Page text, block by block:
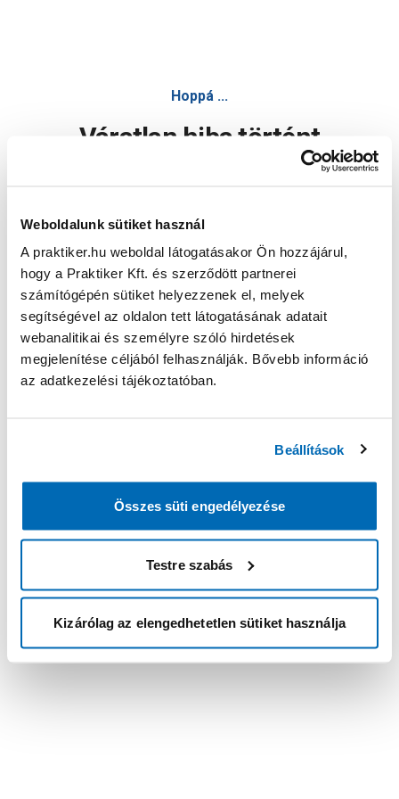
Weboldalunk sütiket használ
A praktiker.hu weboldal látogatásakor Ön hozzájárul,
hogy a Praktiker Kft. és szerződött partnerei
számítógépén sütiket helyezzenek el, melyek
segítségével az oldalon tett látogatásának adatait
webanalitikai és személyre szóló hirdetések
megjelenítése céljából felhasználják. Bővebb információ
az adatkezelési tájékoztatóban.
Beállítások
Összes süti engedélyezése
Testre szabás
Kizárólag az elengedhetetlen sütiket használja
Hoppá ...
Váratlan hiba történt
Oldal újratöltése